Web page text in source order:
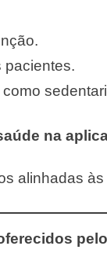
pacientes.
na
alinhadas